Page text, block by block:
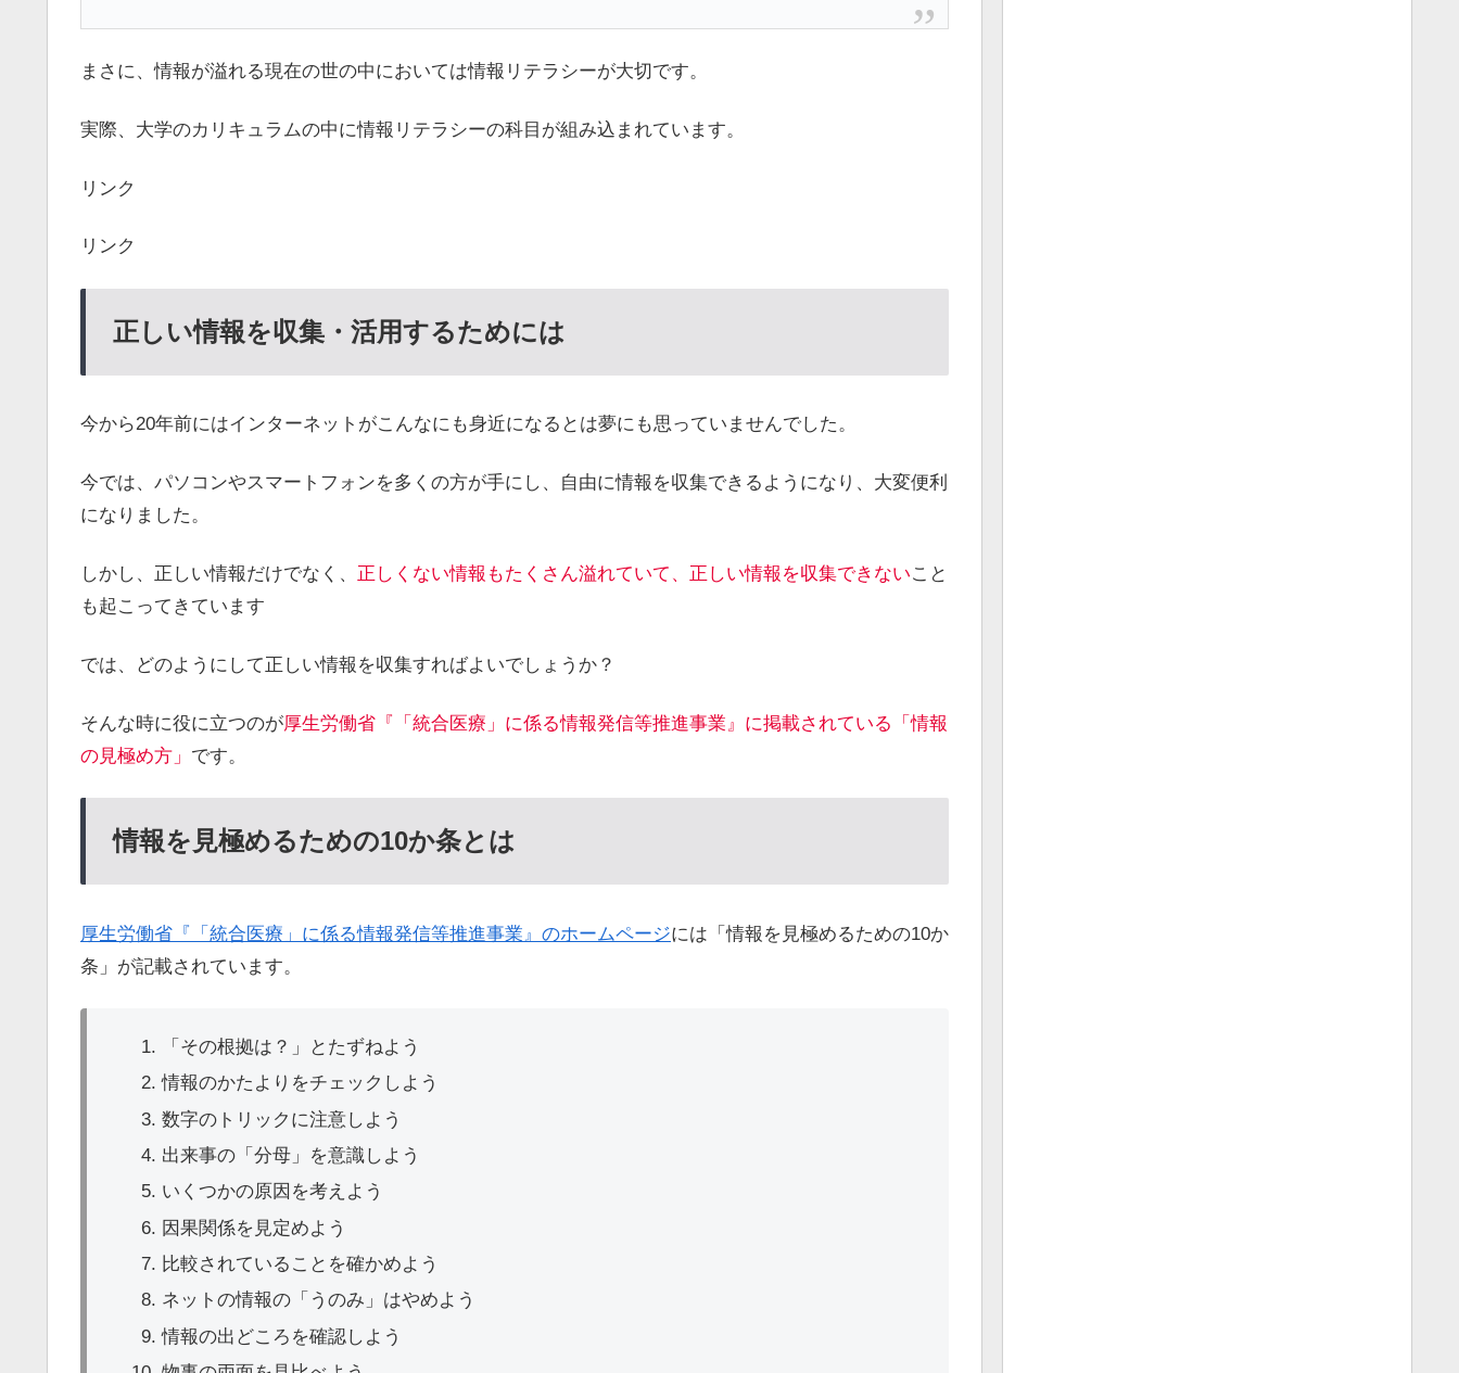
まさに、情報が溢れる現在の世の中においては情報リテラシーが大切です。
実際、大学のカリキュラムの中に情報リテラシーの科目が組み込まれています。
リンク
リンク
正しい情報を収集・活用するためには
今から20年前にはインターネットがこんなにも身近になるとは夢にも思っていませんでした。
今では、パソコンやスマートフォンを多くの方が手にし、自由に情報を収集できるようになり、大変便利
になりました。
しかし、正しい情報だけでなく、 正しくない情報もたくさん溢れていて、正しい情報を収集できないこと
も起こってきています
では、どのようにして正しい情報を収集すればよいでしょうか？
そんな時に役に立つのが厚生労働省『「統合医療」に係る情報発信等推進事業』に掲載されている「情報
の見極め方」 です。
情報を見極めるための10か条とは
厚生労働省『「統合医療」に係る情報発信等推進事業』のホームページには「情報を見極めるための10か
条」が記載されています。
「その根拠は？」とたずねよう
情報のかたよりをチェックしよう
数字のトリックに注意しよう
出来事の「分母」を意識しよう
いくつかの原因を考えよう
因果関係を見定めよう
比較されていることを確かめよう
ネットの情報の「うのみ」はやめよう
情報の出どころを確認しよう